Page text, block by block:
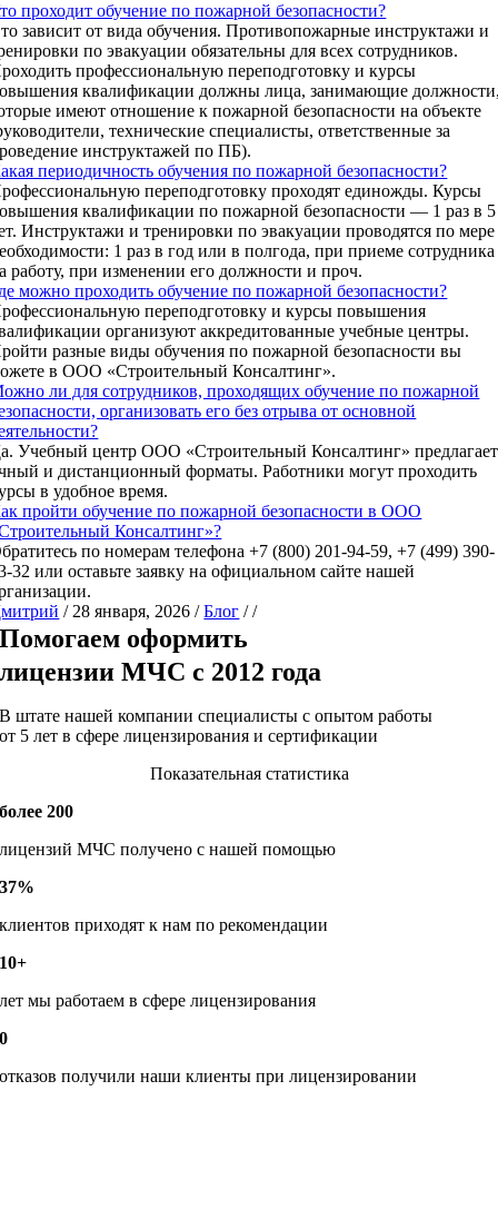
проходит обучение по пожарной безопасности?
зависит от вида обучения. Противопожарные инструктажи и
по эвакуации обязательны для всех сотрудников.
профессиональную переподготовку и курсы
квалификации должны лица, занимающие
имеют отношение к пожарной безопасности на объекте
технические специалисты, ответственные за
инструктажей по ПБ).
периодичность обучения по пожарной безопасности?
переподготовку проходят единожды. Курсы
квалификации по пожарной безопасности — 1 раз в 5
Инструктажи и тренировки по эвакуации проводятся по мере
1 раз в год или в полгода, при приеме сотрудника
работу, при изменении его должности и проч.
можно проходить обучение по пожарной безопасности?
переподготовку и курсы повышения
организуют аккредитованные учебные центры.
разные виды обучения по пожарной безопасности вы
в ООО «Строительный Консалтинг».
ли для сотрудников, проходящих обучение по пожарной
организовать его без отрыва от основной
Учебный центр ООО «Строительный Консалтинг» предлагает
и дистанционный форматы. Работники могут проходить
в удобное время.
пройти обучение по пожарной безопасности в ООО
Консалтинг»?
по номерам телефона +7 (800) 201-94-59, +7 (499) 390-
32 или оставьте заявку на официальном сайте нашей
/ 28 января, 2026 /Блог //
Помогаем оформить
лицензии МЧС с 2012 года
В штате нашей компании специалисты с опытом работы
от 5 лет в сфере лицензирования и сертификации
Показательная статистика
более 200
лицензий МЧС получено с нашей помощью
37%
клиентов приходят к нам по рекомендации
10+
лет мы работаем в сфере лицензирования
0
отказов получили наши клиенты при лицензировании